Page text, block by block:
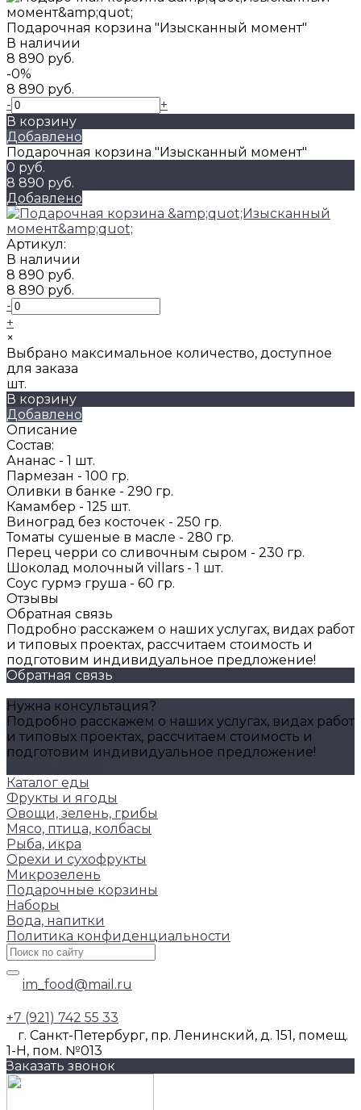
Подарочная корзина "Изысканный момент"
В наличии
8 890 руб.
-0%
8 890 руб.
-
+
В корзину
Добавлено
Подарочная корзина "Изысканный момент"
0 руб.
8 890 руб.
Добавлено
Артикул:
В наличии
8 890 руб.
8 890 руб.
-
+
×
Выбрано максимальное количество, доступное
для заказа
шт.
В корзину
Добавлено
Описание
Состав:
Ананас - 1 шт.
Пармезан - 100 гр.
Оливки в банке - 290 гр.
Камамбер - 125 шт.
Виноград без косточек - 250 гр.
Томаты сушеные в масле - 280 гр.
Перец черри со сливочным сыром - 230 гр.
Шоколад молочный villars - 1 шт.
Соус гурмэ груша - 60 гр.
Отзывы
Обратная связь
Подробно расскажем о наших услугах, видах работ
и типовых проектах, рассчитаем стоимость и
подготовим индивидуальное предложение!
Обратная связь
Нужна консультация?
Подробно расскажем о наших услугах, видах работ
и типовых проектах, рассчитаем стоимость и
подготовим индивидуальное предложение!
Каталог еды
Фрукты и ягоды
Овощи, зелень, грибы
Мясо, птица, колбасы
Рыба, икра
Орехи и сухофрукты
Микрозелень
Подарочные корзины
Наборы
Вода, напитки
Политика конфиденциальности
im_food@mail.ru
+7 (921) 742 55 33
г. Санкт-Петербург, пр. Ленинский, д. 151, помещ.
1-Н, пом. №013
Заказать звонок